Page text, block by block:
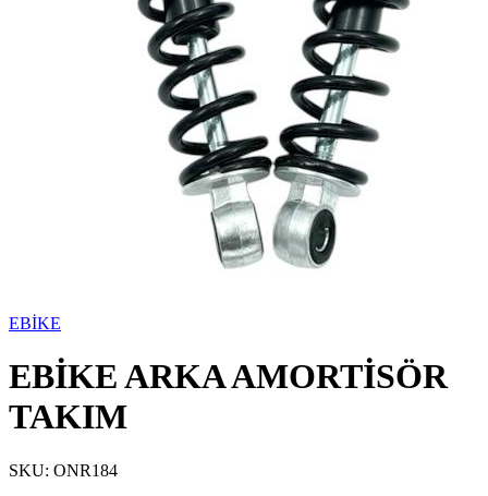
EBİKE
EBİKE ARKA AMORTİSÖR
TAKIM
SKU: ONR184